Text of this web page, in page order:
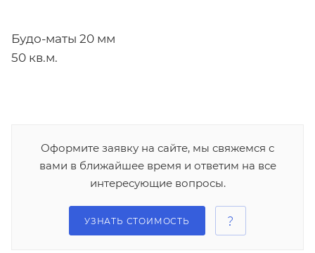
Будо-маты 20 мм
50 кв.м.
Оформите заявку на сайте, мы свяжемся с
вами в ближайшее время и ответим на все
интересующие вопросы.
УЗНАТЬ СТОИМОСТЬ